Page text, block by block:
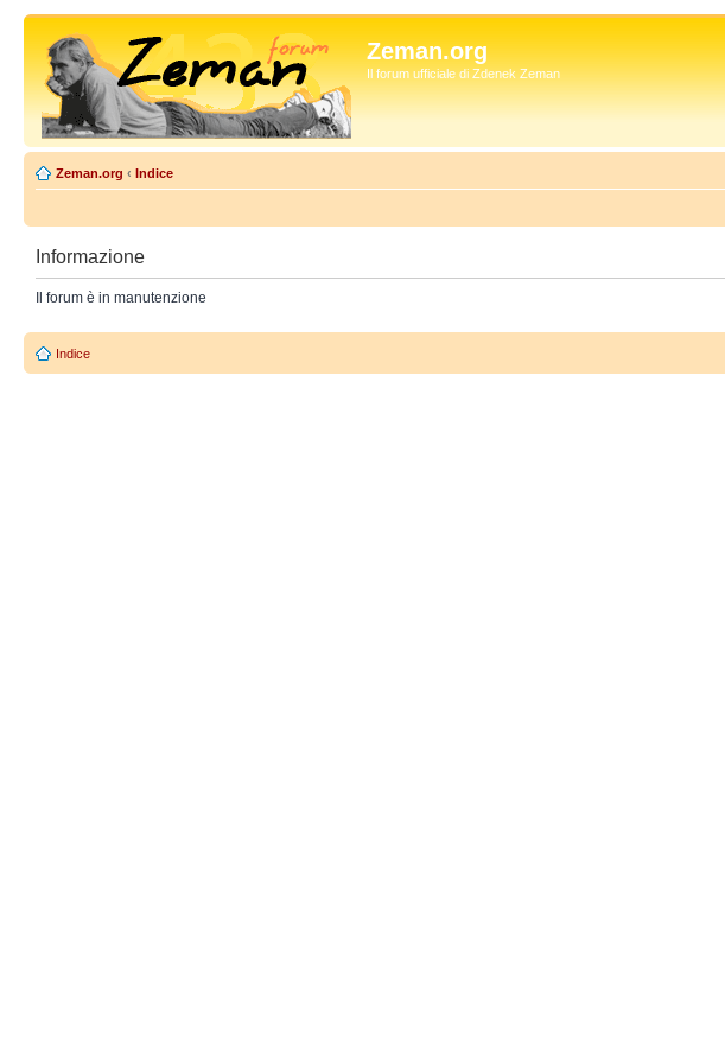
Zeman.org
Il forum ufficiale di Zdenek Zeman
Zeman.org ‹ Indice
Informazione
Il forum è in manutenzione
Indice